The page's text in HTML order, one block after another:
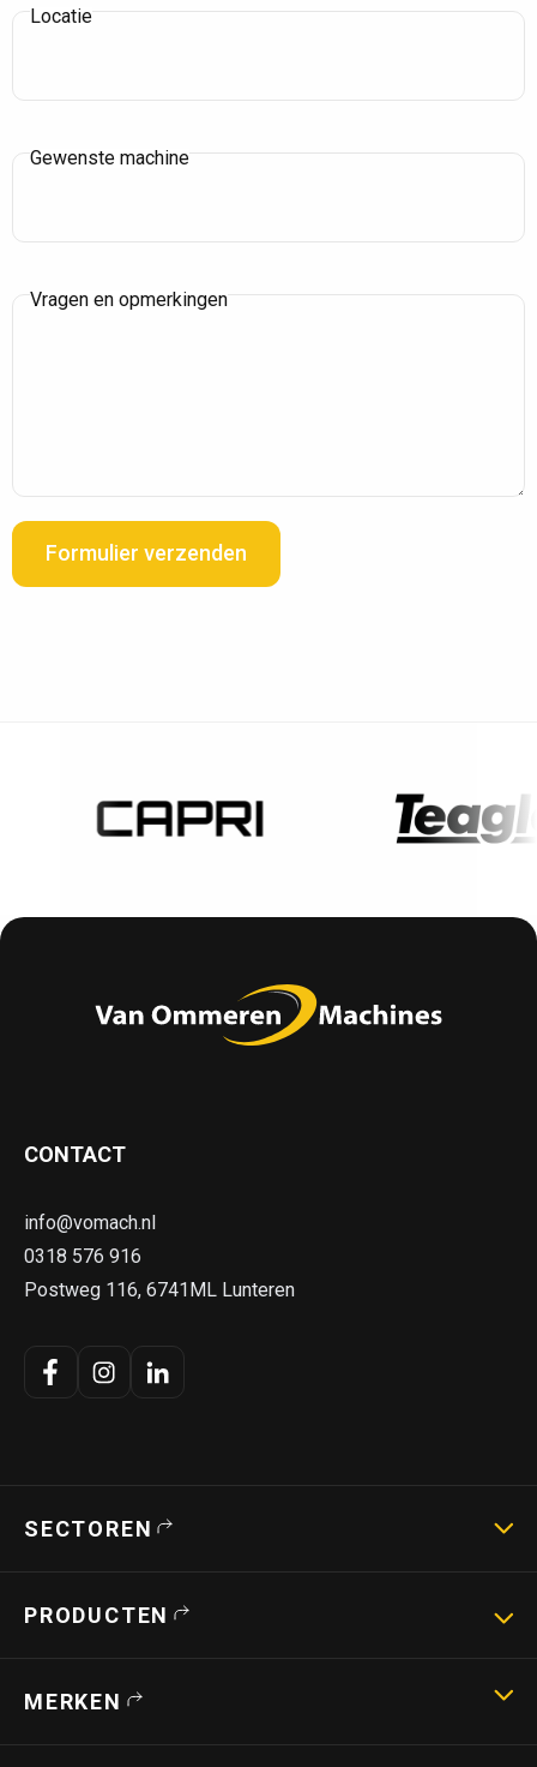
Locatie
Gewenste machine
Vragen en opmerkingen
Formulier verzenden
CONTACT
info@vomach.nl
0318 576 916
Postweg 116, 6741ML Lunteren
SECTOREN
Strotechniek
PRODUCTEN
Verreikers
MERKEN